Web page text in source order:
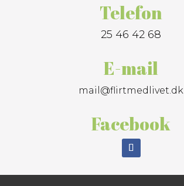
Telefon
25 46 42 68
E-mail
mail@flirtmedlivet.dk
Facebook